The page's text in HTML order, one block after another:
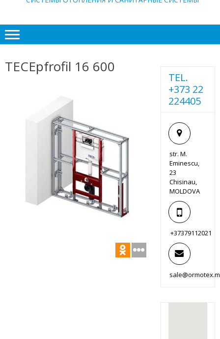
TECEpfrofil 16 600
TEL.
+373 22
224405
str. M.
Eminescu,
23
Chisinau,
MOLDOVA
+37379112021